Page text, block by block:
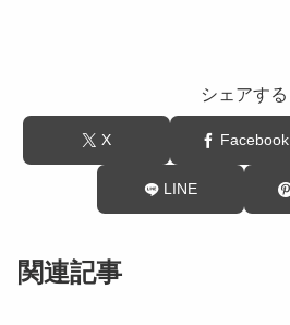
シェアする
X Facebook
LINE
関連記事